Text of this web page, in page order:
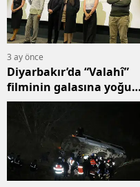
3 ay önce
Diyarbakır’da “Valahî”
filminin galasına yoğun
ilgi